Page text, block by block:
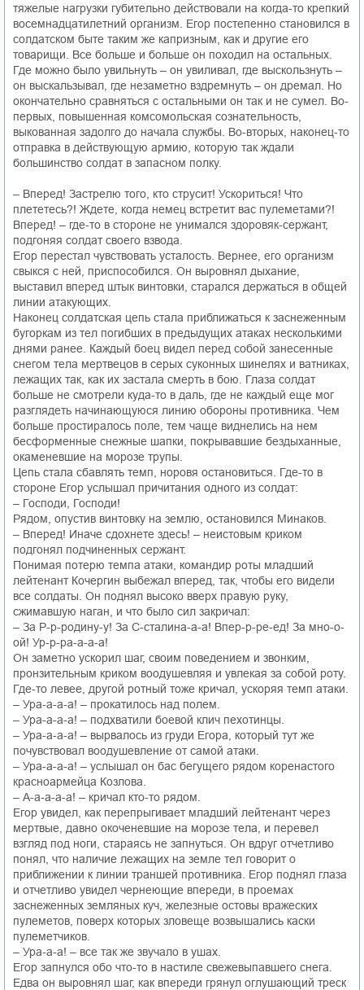
тяжелые нагрузки губительно действовали на когда-то крепкий
восемнадцатилетний организм. Егор постепенно становился в
солдатском быте таким же капризным, как и другие его
товарищи. Все больше и больше он походил на остальных.
Где можно было увильнуть – он увиливал, где выскользнуть –
он выскальзывал, где незаметно вздремнуть – он дремал. Но
окончательно сравняться с остальными он так и не сумел. Во-
первых, повышенная комсомольская сознательность,
выкованная задолго до начала службы. Во-вторых, наконец-то
отправка в действующую армию, которую так ждали
большинство солдат в запасном полку.
– Вперед! Застрелю того, кто струсит! Ускориться! Что
плететесь?! Ждете, когда немец встретит вас пулеметами?!
Вперед! – где-то в стороне не унимался здоровяк-сержант,
подгоняя солдат своего взвода.
Егор перестал чувствовать усталость. Вернее, его организм
свыкся с ней, приспособился. Он выровнял дыхание,
выставил вперед штык винтовки, старался держаться в общей
линии атакующих.
Наконец солдатская цепь стала приближаться к заснеженным
бугоркам из тел погибших в предыдущих атаках несколькими
днями ранее. Каждый боец видел перед собой занесенные
снегом тела мертвецов в серых суконных шинелях и ватниках,
лежащих так, как их застала смерть в бою. Глаза солдат
больше не смотрели куда-то в даль, где не каждый еще мог
разглядеть начинающуюся линию обороны противника. Чем
больше простиралось поле, тем чаще виднелись на нем
бесформенные снежные шапки, покрывавшие бездыханные,
окаменевшие на морозе трупы.
Цепь стала сбавлять темп, норовя остановиться. Где-то в
стороне Егор услышал причитания одного из солдат:
– Господи, Господи!
Рядом, опустив винтовку на землю, остановился Минаков.
– Вперед! Иначе сдохнете здесь! – неистовым криком
подгонял подчиненных сержант.
Понимая потерю темпа атаки, командир роты младший
лейтенант Кочергин выбежал вперед, так, чтобы его видели
все солдаты. Он поднял высоко вверх правую руку,
сжимавшую наган, и что было сил закричал:
– За Р-р-родину-у! За С-сталина-а-а! Впер-р-ре-ед! За мно-о-
ой! Ур-р-ра-а-а-а!
Он заметно ускорил шаг, своим поведением и звонким,
пронзительным криком воодушевляя и увлекая за собой роту.
Где-то левее, другой ротный тоже кричал, ускоряя темп атаки.
– Ура-а-а-а! – прокатилось над полем.
– Ура-а-а-а! – подхватили боевой клич пехотинцы.
– Ура-а-а-а! – вырвалось из груди Егора, который тут же
почувствовал воодушевление от самой атаки.
– Ура-а-а-а! – услышал он бас бегущего рядом коренастого
красноармейца Козлова.
– А-а-а-а-а! – кричал кто-то рядом.
Егор увидел, как перепрыгивает младший лейтенант через
мертвые, давно окоченевшие на морозе тела, и перевел
взгляд под ноги, стараясь не запнуться. Он вдруг отчетливо
понял, что наличие лежащих на земле тел говорит о
приближении к линии траншей противника. Егор поднял глаза
и отчетливо увидел чернеющие впереди, в проемах
заснеженных земляных куч, железные остовы вражеских
пулеметов, поверх которых зловеще возвышались каски
пулеметчиков.
– Ура-а-а! – все так же звучало в ушах.
Егор запнулся обо что-то в настиле свежевыпавшего снега.
Едва он выровнял шаг, как впереди грянул оглушающий треск